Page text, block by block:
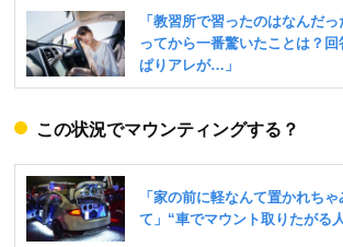
この状況でマウンティングする？